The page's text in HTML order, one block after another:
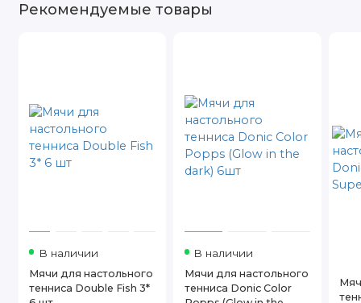
Рекомендуемые товары
В наличии
Мячи для настольного
тенниса Double Fish 3*
В наличии
Мячи для настольного
тенниса Donic Color